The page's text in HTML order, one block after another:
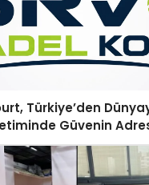
Türkiye’den
Güvenin